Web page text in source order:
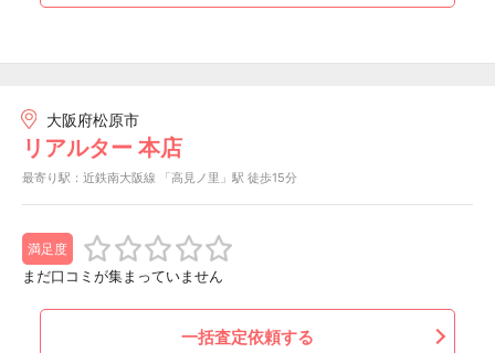
大阪府松原市
リアルター 本店
最寄り駅：近鉄南大阪線 「高見ノ里」駅 徒歩15分
満足度
まだ口コミが集まっていません
一括査定依頼する